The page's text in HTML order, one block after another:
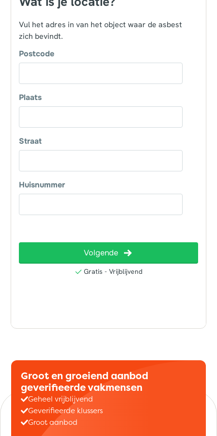
Groot en groeiend aanbod
geverifieerde vakmensen
Geheel vrijblijvend
Geverifieerde klussers
Groot aanbod